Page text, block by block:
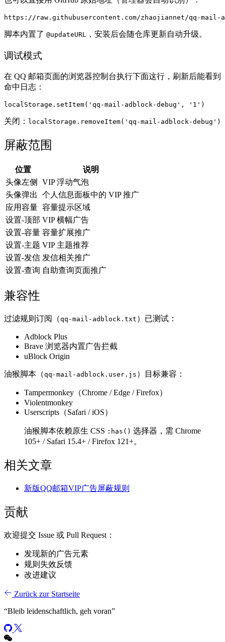
脚本内置了 @updateURL ，安装后会随仓库更新自动升级。
调试模式
在 QQ 邮箱页面的浏览器控制台执行下面这行，刷新后能看到
命中日志：
关闭： localStorage.removeItem('qq-mail-adblock-debug')
屏蔽范围
位置
说明
头像左侧
VIP 浮动气泡
头像弹出
个人信息面板中的 VIP 推广
应用容量 容量提示区域
设置-顶部 VIP 横幅广告
设置-容量 容量扩展推广
设置-主题 VIP 主题推荐
设置-发信 发信相关推广
设置-查询 自助查询页面推广
兼容性
过滤规则订阅（qq-mail-adblock.txt ）已测试：
Adblock Plus
Brave 浏览器内置广告拦截
uBlock Origin
油猴脚本（qq-mail-adblock.user.js ）目标兼容：
Tampermonkey（Chrome / Edge / Firefox）
Violentmonkey
Userscripts（Safari / iOS）
油猴脚本依赖原生 CSS :has() 选择器，需 Chrome
105+ / Safari 15.4+ / Firefox 121+。
相关文章
新版QQ邮箱VIP广告屏蔽规则
贡献
欢迎提交 Issue 或 Pull Request：
发现新的广告元素
规则失效反馈
改进建议
Zurück zur Startseite
“Bleib leidenschaftlich, geh voran”